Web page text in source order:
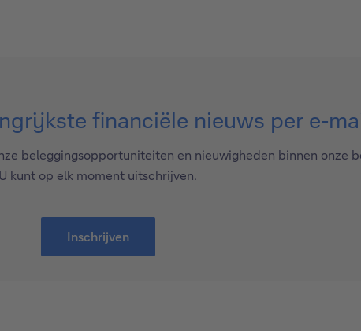
financiële nieuws per e-
beleggingsopportuniteiten en nieuwigheden binnen onze
U kunt op elk moment uitschrijven.
Inschrijven